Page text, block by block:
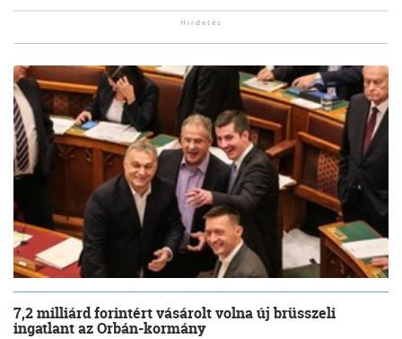
7,2 milliárd forintért vásárolt volna új brüsszeli
ingatlant az Orbán-kormány